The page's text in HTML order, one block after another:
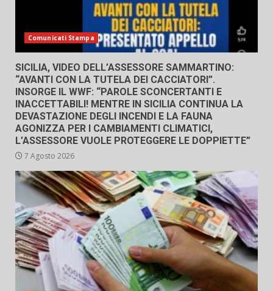
Comunicati Stampa
SICILIA, VIDEO DELL’ASSESSORE SAMMARTINO:
“AVANTI CON LA TUTELA DEI CACCIATORI”.
INSORGE IL WWF: “PAROLE SCONCERTANTI E
INACCETTABILI! MENTRE IN SICILIA CONTINUA LA
DEVASTAZIONE DEGLI INCENDI E LA FAUNA
AGONIZZA PER I CAMBIAMENTI CLIMATICI,
L’ASSESSORE VUOLE PROTEGGERE LE DOPPIETTE”
7 Agosto 2026